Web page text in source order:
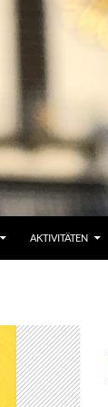
AKTIVITÄTEN